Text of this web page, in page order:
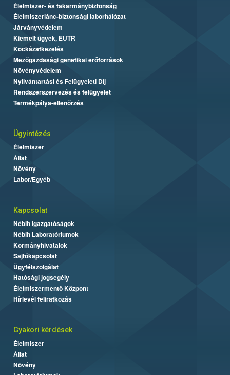
Élelmiszer- és takarmánybiztonság
Élelmiszerlánc-biztonsági laborhálózat
Járványvédelem
Kiemelt ügyek, EUTR
Kockázatkezelés
Mezőgazdasági genetikai erőforrások
Növényvédelem
Nyilvántartási és Felügyeleti Díj
Rendszerszervezés és felügyelet
Termékpálya-ellenőrzés
Ügyintézés
Élelmiszer
Állat
Növény
Labor/Egyéb
Kapcsolat
Nébih Igazgatóságok
Nébih Laboratóriumok
Kormányhivatalok
Sajtókapcsolat
Ügyfélszolgálat
Hatósági jogsegély
Élelmiszermentő Központ
Hírlevél feliratkozás
Gyakori kérdések
Élelmiszer
Állat
Növény